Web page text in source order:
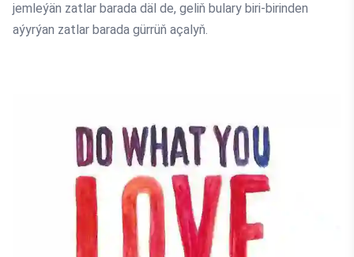
jemleýän zatlar barada däl de, geliň bulary biri-birinden
aýyrýan zatlar barada gürrüň açalyň.